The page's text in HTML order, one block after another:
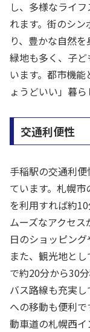
し、多様なライ
れます。街のシ
り、豊かな自然
緑地も多く、子
います。都市機
ょうどいい」暮ら
交通利便性
手稲駅の交通利
ています。札幌
を利用すれば約
ムーズなアクセ
日のショッピング
また、観光地と
で約20分から30
バス路線も充実
への移動も便利
動車道の札幌西